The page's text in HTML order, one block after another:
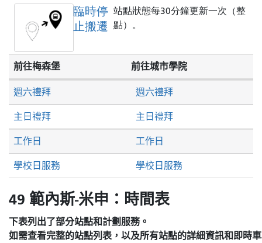
臨時停
止搬遷
站點狀態每30分鐘更新一次（整
點）。
前往梅森堡 前往城市學院
週六禮拜 週六禮拜
主日禮拜 主日禮拜
工作日 工作日
學校日服務 學校日服務
49 範內斯-米申：時間表
下表列出了部分站點和計劃服務。
如需查看完整的站點列表，以及所有站點的詳細資訊和即時